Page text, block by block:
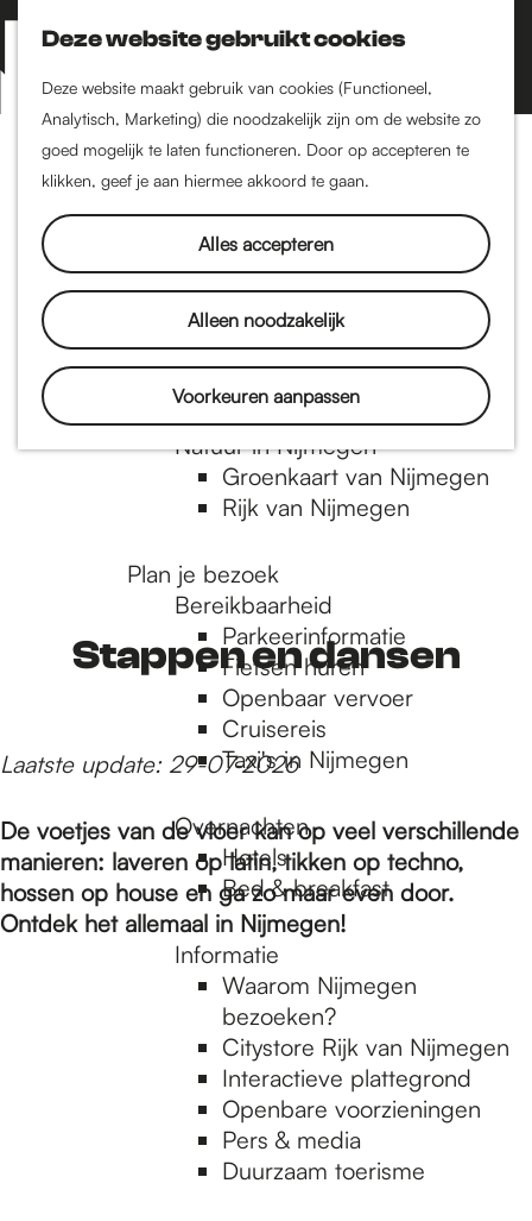
Deze website gebruikt cookies
Deze website maakt gebruik van cookies (Functioneel,
Analytisch, Marketing) die noodzakelijk zijn om de website zo
goed mogelijk te laten functioneren. Door op accepteren te
klikken, geef je aan hiermee akkoord te gaan.
Alles accepteren
Alleen noodzakelijk
Voorkeuren aanpassen
Z
o
e
k
e
K
a
a
r
t
M
e
n
Nijmegen-Nieuw-West
Dukenburg
Lindenholt
Historie
De oudste stad van
Nederland
Historische tijdlijn
Romeinse Limes
Vrede van Nijmegen
Penning
Natuur in Nijmegen
Groenkaart van Nijmegen
Rijk van Nijmegen
Plan je bezoek
Bereikbaarheid
Parkeerinformatie
Fietsen huren
Openbaar vervoer
Cruisereis
Taxi's in Nijmegen
Overnachten
Hotels
Bed & breakfast
Informatie
Waarom Nijmegen
bezoeken?
Citystore Rijk van Nijmegen
Interactieve plattegrond
Openbare voorzieningen
Pers & media
Duurzaam toerisme
Stappen en dansen
Laatste update: 29-07-2026
De voetjes van de vloer kan op veel verschillende
manieren: laveren op latin, tikken op techno,
hossen op house en ga zo maar even door.
Ontdek het allemaal in Nijmegen!